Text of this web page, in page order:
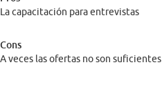
La capacitación para entrevistas
Cons
A veces las ofertas no son suficientes